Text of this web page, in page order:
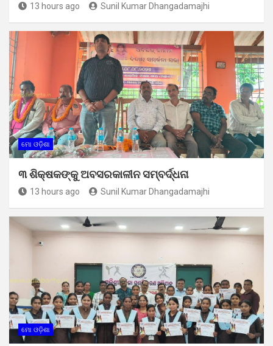
13 hours ago Sunil Kumar Dhangadamajhi
ମୋ ଓଡ଼ିଶା
୩ ଶିକ୍ଷକଙ୍କୁ ଅବସରକାଳୀନ ସମ୍ବର୍ଦ୍ଧନା
13 hours ago Sunil Kumar Dhangadamajhi
ମୋ ଓଡ଼ିଶା